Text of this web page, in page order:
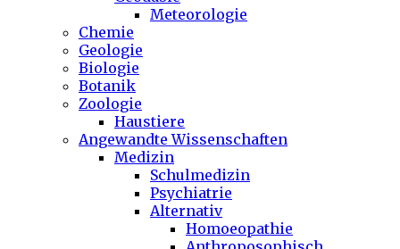
Meteorologie
Chemie
Geologie
Biologie
Botanik
Zoologie
Haustiere
Angewandte Wissenschaften
Medizin
Schulmedizin
Psychiatrie
Alternativ
Homoeopathie